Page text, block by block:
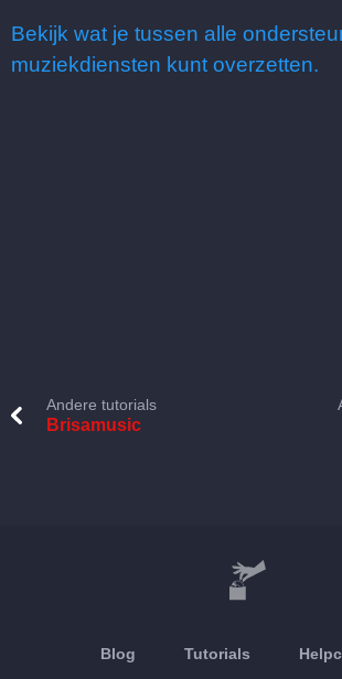
Bekijk wat je tussen alle
muziekdiensten kunt overzetten.
Andere tutorials
Brisamusic
Blog Tutorials